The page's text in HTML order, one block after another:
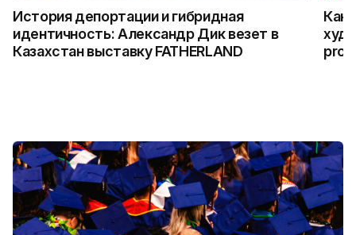
История депортации и гибридная
идентичность: Александр Дик везет в
Казахстан выставку FATHERLAND
Как